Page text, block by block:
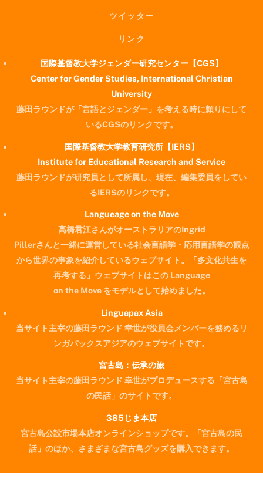
Back
ツイッター
リンク
国際基督教大学ジェンダー研究センター【CGS】
Center for Gender Studies, International Christian
University
藤田ラウンドが「言語とジェンダー」を考える時に頼りにして
いるCGSのリンクです。
国際基督教大学教育研究所【IERS】
Institute for Educational Research and Service
藤田ラウンドが研究員として所属し、現在、編集委員をしてい
るIERSのリンクです。
Langueage on the Move
高橋君江さんがオーストラリアのIngrid
Pillerさんと一緒に運営している社会言語学・応用言語学の観点
から世界の事象を紹介しているウェブサイト。「多文化共生を
再考する」ウェブサイトはこの Language
on the Move をモデルとして始めました。
Linguapax Asia
当サイト主宰の藤田ラウンド 幸世が役員会メンバーを務めるリ
ンガパックスアジアのウェブサイトです。
宮古島：伝承の旅
当サイト主宰の藤田ラウンド 幸世がプロデュースする「宮古島
の民話」のサイトです。
385じま本店
宮古島公設市場本店オンラインショップです。「宮古島の民
話」のほか、さまざまな宮古島グッズを購入できます。